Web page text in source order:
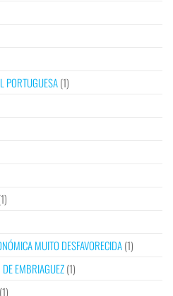
PORTUGUESA(1)
MUITO DESFAVORECIDA(1)
EMBRIAGUEZ(1)
(1)